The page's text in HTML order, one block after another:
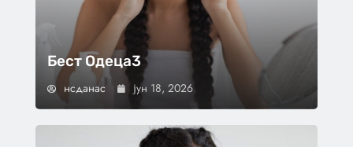
Бест Одеца3
нсданас јун 18, 2026